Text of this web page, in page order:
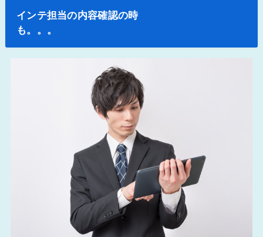
インテ担当の内容確認の時
も。。。